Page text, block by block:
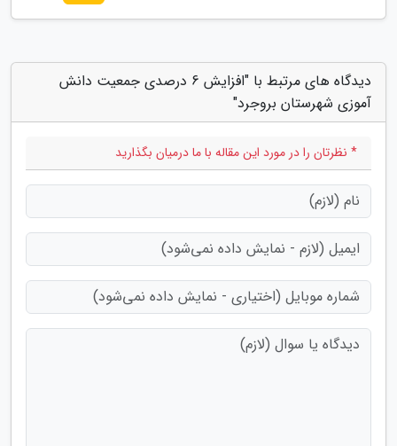
دیدگاه های مرتبط با "افزایش 6 درصدی جمعیت دانش
آموزی شهرستان بروجرد"
* نظرتان را در مورد این مقاله با ما درمیان بگذارید